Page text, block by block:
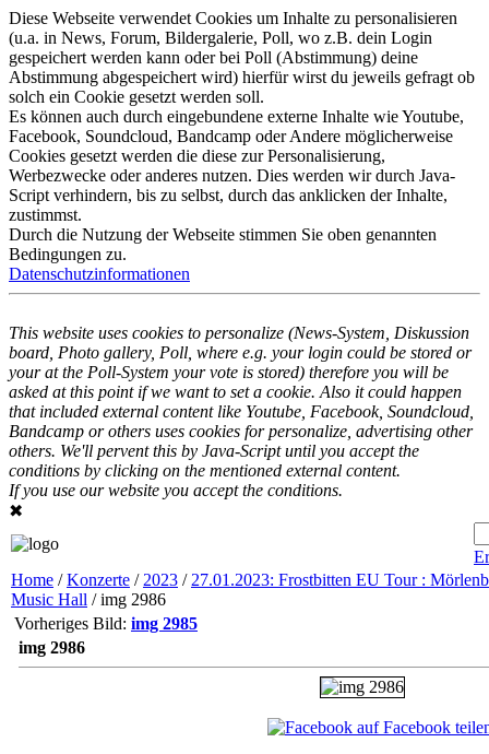
Diese Webseite verwendet Cookies um Inhalte zu personalisieren
(u.a. in News, Forum, Bildergalerie, Poll, wo z.B. dein Login
gespeichert werden kann oder bei Poll (Abstimmung) deine
Abstimmung abgespeichert wird) hierfür wirst du jeweils gefragt ob
solch ein Cookie gesetzt werden soll.
Es können auch durch eingebundene externe Inhalte wie Youtube,
Facebook, Soundcloud, Bandcamp oder Andere möglicherweise
Cookies gesetzt werden die diese zur Personalisierung,
Werbezwecke oder anderes nutzen. Dies werden wir durch Java-
Script verhindern, bis zu selbst, durch das anklicken der Inhalte,
zustimmst.
Durch die Nutzung der Webseite stimmen Sie oben genannten
Bedingungen zu.
Datenschutzinformationen
This website uses cookies to personalize (News-System, Diskussion
board, Photo gallery, Poll, where e.g. your login could be stored or
your at the Poll-System your vote is stored) therefore you will be
asked at this point if we want to set a cookie. Also it could happen
that included external content like Youtube, Facebook, Soundcloud,
Bandcamp or others uses cookies for personalize, advertising other
others. We'll pervent this by Java-Script until you accept the
conditions by clicking on the mentioned external content.
If you use our website you accept the conditions.
✖
Home /Konzerte / 2023 / 27.01.2023: Frostbitten EU Tour :
Music Hall / img 2986
Vorheriges Bild: img 2985
img 2986
auf Facebook